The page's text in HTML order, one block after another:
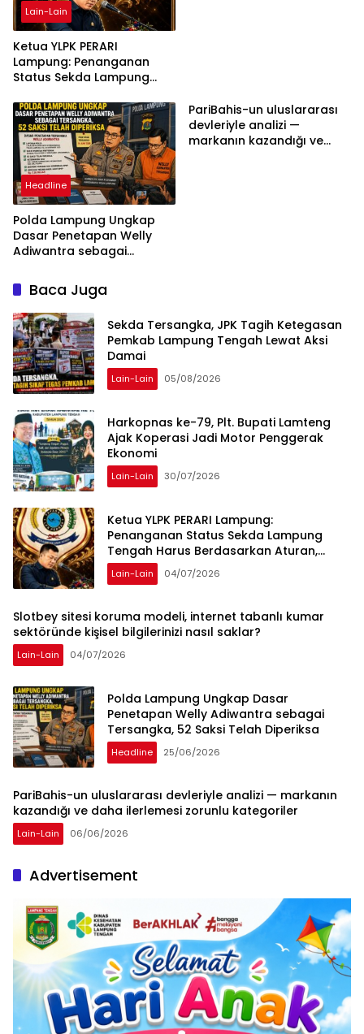
Lain-Lain
Ketua YLPK PERARI
Lampung: Penanganan
Status Sekda Lampung
Berdasarkan Aturan,
Bukan Tekanan Opini
Headline
Polda Lampung Ungkap
Dasar Penetapan Welly
Adiwantra sebagai
Diperiksa
PariBahis-un uluslararası
devleriyle analizi —
markanın kazandığı ve
Baca Juga
Sekda Tersangka, JPK Tagih Ketegasan
Pemkab Lampung Tengah Lewat Aksi
Damai
Lain-Lain 05/08/2026
Harkopnas ke-79, Plt. Bupati Lamteng
Ajak Koperasi Jadi Motor Penggerak
Ekonomi
Lain-Lain 30/07/2026
Ketua YLPK PERARI Lampung:
Penanganan Status Sekda Lampung
Tengah Harus Berdasarkan Aturan,
Bukan Tekanan Opini
Lain-Lain 04/07/2026
Slotbey sitesi koruma modeli, internet tabanlı kumar
sektöründe kişisel bilgilerinizi nasıl saklar?
Lain-Lain 04/07/2026
Polda Lampung Ungkap Dasar
Penetapan Welly Adiwantra sebagai
Tersangka, 52 Saksi Telah Diperiksa
Headline 25/06/2026
PariBahis-un uluslararası devleriyle analizi — markanın
kazandığı ve daha ilerlemesi zorunlu kategoriler
Lain-Lain 06/06/2026
Advertisement